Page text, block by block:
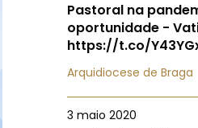
Pastoral na
oportunidade -
https://t.co/
Arquidiocese de Braga
3 maio 2020